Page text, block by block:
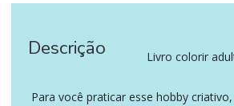
Descrição Livro colorir
Para você praticar esse hobby